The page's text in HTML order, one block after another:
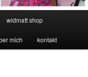
widmatt shop
mich kontakt